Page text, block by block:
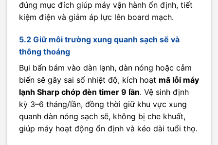
đúng mục đích giúp máy vận hành ổn định, tiết
kiệm điện và giảm áp lực lên board mạch.
5.2 Giữ môi trường xung quanh sạch sẽ và
thông thoáng
Bụi bẩn bám vào dàn lạnh, dàn nóng hoặc cảm
biến sẽ gây sai số nhiệt độ, kích hoạt mã lỗi máy
lạnh Sharp chớp đèn timer 9 lần. Vệ sinh định
kỳ 3–6 tháng/lần, đồng thời giữ khu vực xung
quanh dàn nóng sạch sẽ, không bị che khuất,
giúp máy hoạt động ổn định và kéo dài tuổi thọ.